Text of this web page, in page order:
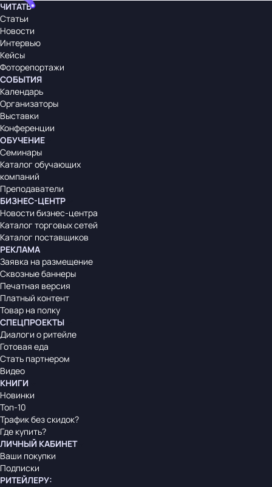
ЧИТАТЬ
Статьи
Новости
Интервью
Кейсы
Фоторепортажи
СОБЫТИЯ
Календарь
Организаторы
Выставки
Конференции
ОБУЧЕНИЕ
Семинары
Каталог обучающих
компаний
Преподаватели
БИЗНЕС-ЦЕНТР
Новости бизнес-центра
Каталог торговых сетей
Каталог поставщиков
РЕКЛАМА
Заявка на размещение
Сквозные баннеры
Печатная версия
Платный контент
Товар на полку
СПЕЦПРОЕКТЫ
Диалоги о ритейле
Готовая еда
Стать партнером
Видео
КНИГИ
Новинки
Топ-10
Трафик без скидок?
Где купить?
ЛИЧНЫЙ КАБИНЕТ
Ваши покупки
Подписки
РИТЕЙЛЕРУ: